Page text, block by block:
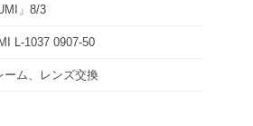
」8/3
L-1037 0907-50
ーム、レンズ交換